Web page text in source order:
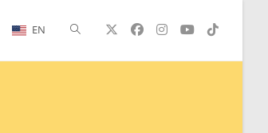
EN Alternar